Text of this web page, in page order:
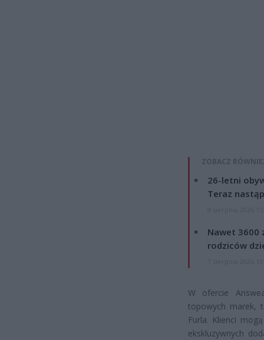
ZOBACZ
26-letni
Teraz
Nawet 3600
rodziców
W ofercie
topowych marek,
Furla. Klienci
ekskluzywnych